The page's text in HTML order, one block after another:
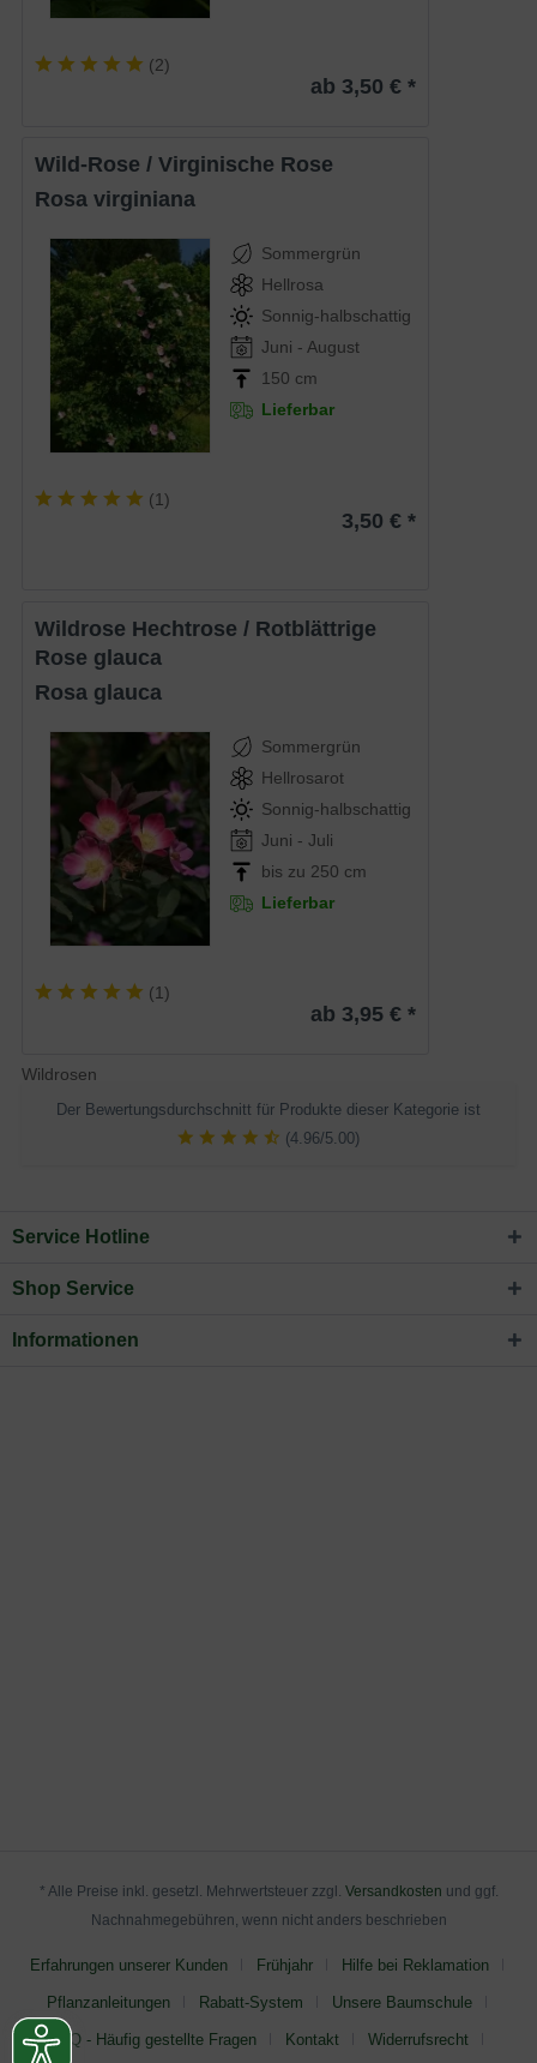
(2)
ab 3,50 € *
Wild-Rose / Virginische Rose
Rosa virginiana
Sommergrün
Hellrosa
Sonnig-halbschattig
Juni - August
150 cm
Lieferbar
(1)
3,50 € *
Wildrose Hechtrose / Rotblättrige
Rose glauca
Rosa glauca
Sommergrün
Hellrosarot
Sonnig-halbschattig
Juni - Juli
bis zu 250 cm
Lieferbar
(1)
ab 3,95 € *
Wildrosen
Der Bewertungsdurchschnitt für Produkte dieser Kategorie ist
(4.96/5.00)
Service Hotline
Shop Service
Informationen
* Alle Preise inkl. gesetzl. Mehrwertsteuer zzgl. Versandkosten und ggf.
Nachnahmegebühren, wenn nicht anders beschrieben
Erfahrungen unserer Kunden Frühjahr Hilfe bei Reklamation
Pflanzanleitungen Rabatt-System Unsere Baumschule
FAQ - Häufig gestellte Fragen Kontakt Widerrufsrecht